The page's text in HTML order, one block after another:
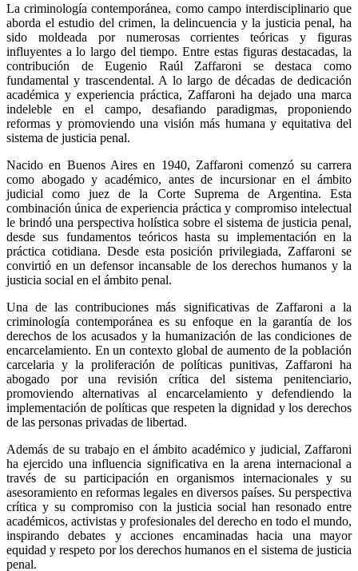
Facebook
Twitter
Whatsapp
Linkedin
La criminología contemporánea, como campo interdisciplinario que
aborda el estudio del crimen, la delincuencia y la justicia penal, ha
sido moldeada por numerosas corrientes teóricas y figuras
influyentes a lo largo del tiempo. Entre estas figuras destacadas, la
contribución de Eugenio Raúl Zaffaroni se destaca como
fundamental y trascendental. A lo largo de décadas de dedicación
académica y experiencia práctica, Zaffaroni ha dejado una marca
indeleble en el campo, desafiando paradigmas, proponiendo
reformas y promoviendo una visión más humana y equitativa del
sistema de justicia penal.
Nacido en Buenos Aires en 1940, Zaffaroni comenzó su carrera
como abogado y académico, antes de incursionar en el ámbito
judicial como juez de la Corte Suprema de Argentina. Esta
combinación única de experiencia práctica y compromiso intelectual
le brindó una perspectiva holística sobre el sistema de justicia penal,
desde sus fundamentos teóricos hasta su implementación en la
práctica cotidiana. Desde esta posición privilegiada, Zaffaroni se
convirtió en un defensor incansable de los derechos humanos y la
justicia social en el ámbito penal.
Una de las contribuciones más significativas de Zaffaroni a la
criminología contemporánea es su enfoque en la garantía de los
derechos de los acusados y la humanización de las condiciones de
encarcelamiento. En un contexto global de aumento de la población
carcelaria y la proliferación de políticas punitivas, Zaffaroni ha
abogado por una revisión crítica del sistema penitenciario,
promoviendo alternativas al encarcelamiento y defendiendo la
implementación de políticas que respeten la dignidad y los derechos
de las personas privadas de libertad.
Además de su trabajo en el ámbito académico y judicial, Zaffaroni
ha ejercido una influencia significativa en la arena internacional a
través de su participación en organismos internacionales y su
asesoramiento en reformas legales en diversos países. Su perspectiva
crítica y su compromiso con la justicia social han resonado entre
académicos, activistas y profesionales del derecho en todo el mundo,
inspirando debates y acciones encaminadas hacia una mayor
equidad y respeto por los derechos humanos en el sistema de justicia
penal.